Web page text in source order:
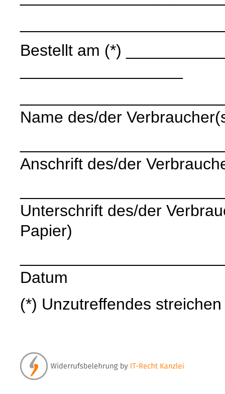
Bestellt am (*)
Name des/der
Anschrift des/der
Unterschrift des/der
Papier)
Datum
(*) Unzutreffendes streichen